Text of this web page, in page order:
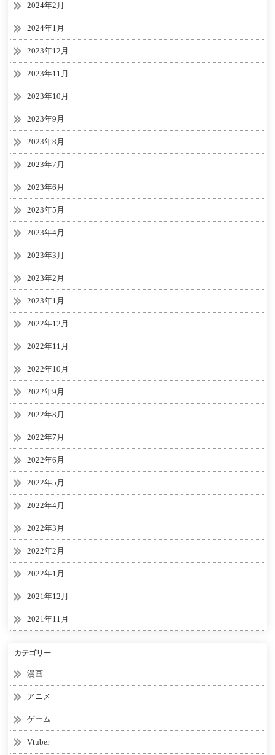
2024年2月
2024年1月
2023年12月
2023年11月
2023年10月
2023年9月
2023年8月
2023年7月
2023年6月
2023年5月
2023年4月
2023年3月
2023年2月
2023年1月
2022年12月
2022年11月
2022年10月
2022年9月
2022年8月
2022年7月
2022年6月
2022年5月
2022年4月
2022年3月
2022年2月
2022年1月
2021年12月
2021年11月
カテゴリー
漫画
アニメ
ゲーム
Vtuber